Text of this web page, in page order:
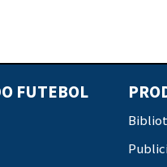
FUTEBOL